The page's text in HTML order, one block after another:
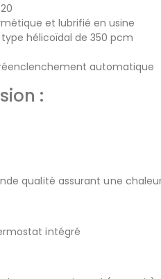
et lubrifié en usine
hélicoïdal de 350 pcm
automatique
:
qualité assurant une
intégré